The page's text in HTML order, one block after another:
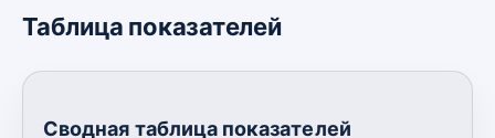
Таблица показателей
Сводная таблица показателей